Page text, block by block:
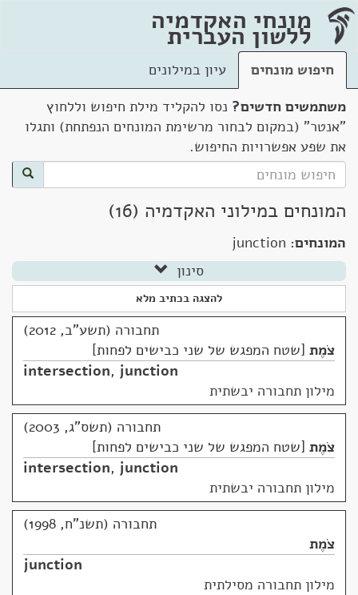
מונחי האקדמיה
ללשון העברית
חיפוש מונחים
עיון במילונים
משתמשים חדשים? נסו להקליד מילת חיפוש וללחוץ
"אנטר" (במקום לבחור מרשימת המונחים הנפתחת) ותגלו
את שפע אפשרויות החיפוש.
המונחים במילוני האקדמיה (16)
המונחים: junction
סינון
להצגה בכתיב מלא
תחבורה (תשע"ב, 2012)
צֹמֶת שטח המפגש של שני כבישים לפחות
intersection, junction
מילון תחבורה יבשתית
תחבורה (תשס"ג, 2003)
צֹמֶת שטח המפגש של שני כבישים לפחות
intersection, junction
מילון תחבורה יבשתית
תחבורה (תשנ"ח, 1998)
צֹמֶת
junction
מילון תחבורה מסילתית